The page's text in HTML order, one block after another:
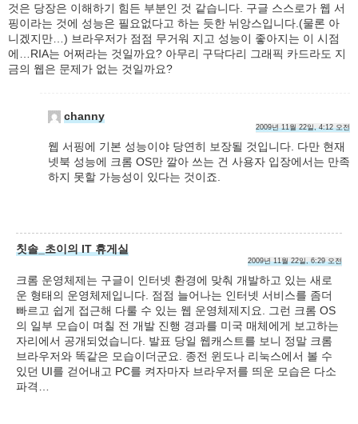
것은 당장은 이해하기 힘든 부분인 것 같습니다. 구글 스스로가 웹 서
핑이라는 것에 성능은 필요없다고 하는 듯한 뉘앙스입니다.(물론 아
니겠지만…) 브라우저가 점점 무거워 지고 성능이 좋아지는 이 시점
에…RIA는 어쩌라는 것일까요? 아무리 구닥다리 그래픽 카드라도 지
금의 웹은 문제가 없는 것일까요?
channy
2009년 11월 22일, 4:12 오전
웹 서핑에 기본 성능이야 당연히 보장될 것입니다. 다만 현재
넷북 성능에 크롬 OS만 깔아 쓰는 건 사용자 입장에서는 만족
하지 못할 가능성이 있다는 것이죠.
칫솔_초이의 IT 휴게실
2009년 11월 22일, 6:29 오전
크롬 운영체제는 구글이 인터넷 환경에 맞춰 개발하고 있는 새로
운 형태의 운영체제입니다. 점점 늘어나는 인터넷 서비스를 좀더
빠르고 쉽게 접근해 다룰 수 있는 웹 운영체제지요. 그런 크롬 OS
의 일부 모습이 며칠 전 개발 진행 경과를 미국 매체에게 보고하는
자리에서 공개되었습니다. 발표 당일 웹캐스트를 보니 정말 크롬
브라우저와 똑같은 모습이더군요. 종전 윈도나 리눅스에서 볼 수
있던 UI를 걷어내고 PC를 켜자마자 브라우저를 띄운 모습은 다소
파격…